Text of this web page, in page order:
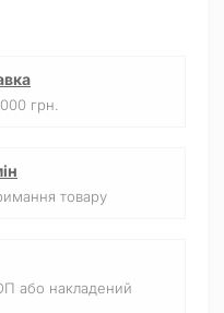
грн.
товару
або накладений